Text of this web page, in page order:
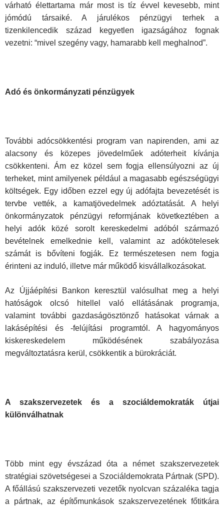
várható élettartama már most is tíz évvel kevesebb, mint
jómódú társaiké. A járulékos pénzügyi terhek a
tizenkilencedik század kegyetlen igazságához fognak
vezetni: “mivel szegény vagy, hamarabb kell meghalnod”.
Adó és önkormányzati pénzügyek
További adócsökkentési program van napirenden, ami az
alacsony és közepes jövedelműek adóterheit kívánja
csökkenteni. Ám ez közel sem fogja ellensúlyozni az új
terheket, mint amilyenek például a magasabb egészségügyi
költségek. Egy időben ezzel egy új adófajta bevezetését is
tervbe vették, a kamatjövedelmek adóztatását. A helyi
önkormányzatok pénzügyi reformjának következtében a
helyi adók közé sorolt kereskedelmi adóból származó
bevételnek emelkednie kell, valamint az adókötelesek
számát is bővíteni fogják. Ez természetesen nem fogja
érinteni az induló, illetve már működő kisvállalkozásokat.
Az Újjáépítési Bankon keresztül valósulhat meg a helyi
hatóságok olcsó hitellel való ellátásának programja,
valamint további gazdaságösztönző hatásokat várnak a
lakásépítési és -felújítási programtól. A hagyományos
kiskereskedelem működésének szabályozása
megváltoztatásra kerül, csökkentik a bürokráciát.
A szakszervezetek és a szociáldemokraták útjai
különválhatnak
Több mint egy évszázad óta a német szakszervezetek
stratégiai szövetségesei a Szociáldemokrata Pártnak (SPD).
A főállású szakszervezeti vezetők nyolcvan százaléka tagja
a pártnak, az építőmunkások szakszervezetének főtitkára